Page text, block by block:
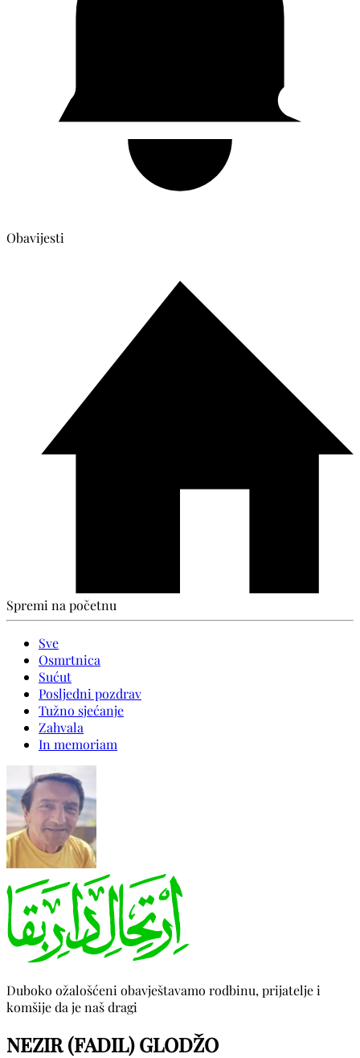
Obavijesti
Spremi na početnu
Sve
Osmrtnica
Sućut
Posljedni pozdrav
Tužno sjećanje
Zahvala
In memoriam
Duboko ožalošćeni obavještavamo rodbinu, prijatelje i
komšije da je naš dragi
NEZIR (FADIL) GLODŽO